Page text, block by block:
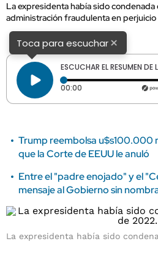
La expresidenta había sido
administración fraudulenta en
Toca para escuchar×
ESCUCHAR EL RESUMEN DE
00:00 Tiempo
Trump reembolsa u$s100.000
que la Corte de EEUU le anuló
Entre el "padre enojado" y el
mensaje al Gobierno sin
La expresidenta había sido